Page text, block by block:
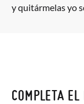
y quitármelas yo
COMPLETA EL